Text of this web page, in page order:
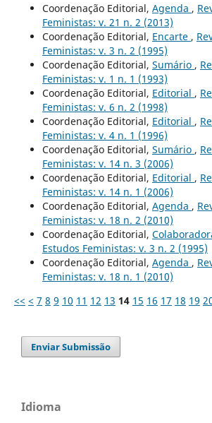
Coordenação Editorial, Agenda ,
Feministas: v. 21 n. 2 (2013)
Coordenação Editorial, Encarte ,
Feministas: v. 3 n. 2 (1995)
Coordenação Editorial, Sumário ,
Feministas: v. 1 n. 1 (1993)
Coordenação Editorial, Editorial ,
Feministas: v. 6 n. 2 (1998)
Coordenação Editorial, Editorial ,
Feministas: v. 4 n. 1 (1996)
Coordenação Editorial, Sumário ,
Feministas: v. 14 n. 3 (2006)
Coordenação Editorial, Editorial ,
Feministas: v. 14 n. 1 (2006)
Coordenação Editorial, Agenda ,
Feministas: v. 18 n. 2 (2010)
Coordenação Editorial,
Estudos Feministas: v. 3 n. 2 (1995)
Coordenação Editorial, Agenda ,
Feministas: v. 18 n. 1 (2010)
<< < 7 8 9 10 11 12 13 14 15 16 17 18 19
Enviar Submissão
Idioma